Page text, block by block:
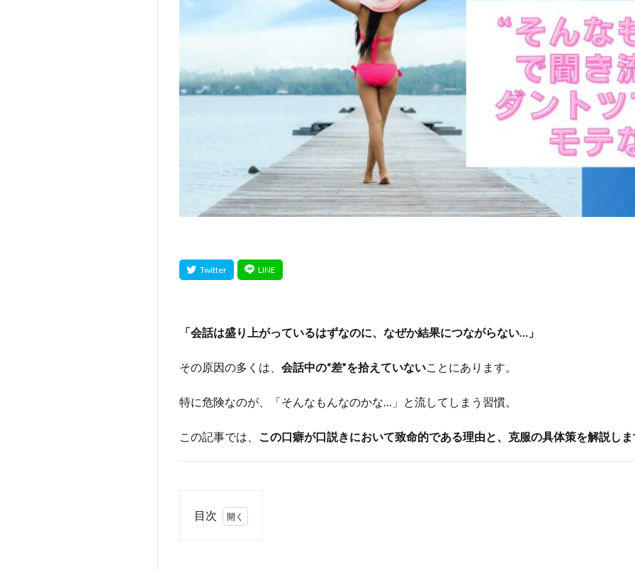
「会話は盛り上がっているはずなのに、なぜか結果につながらない…」
その原因の多くは、 会話中の“差”を拾えていないことにあります。
特に危険なのが、「そんなもんなのかな…」と流してしまう習慣。
この記事では、 この口癖が口説きにおいて致命的である理由と、克服の具体策を解説し
目次